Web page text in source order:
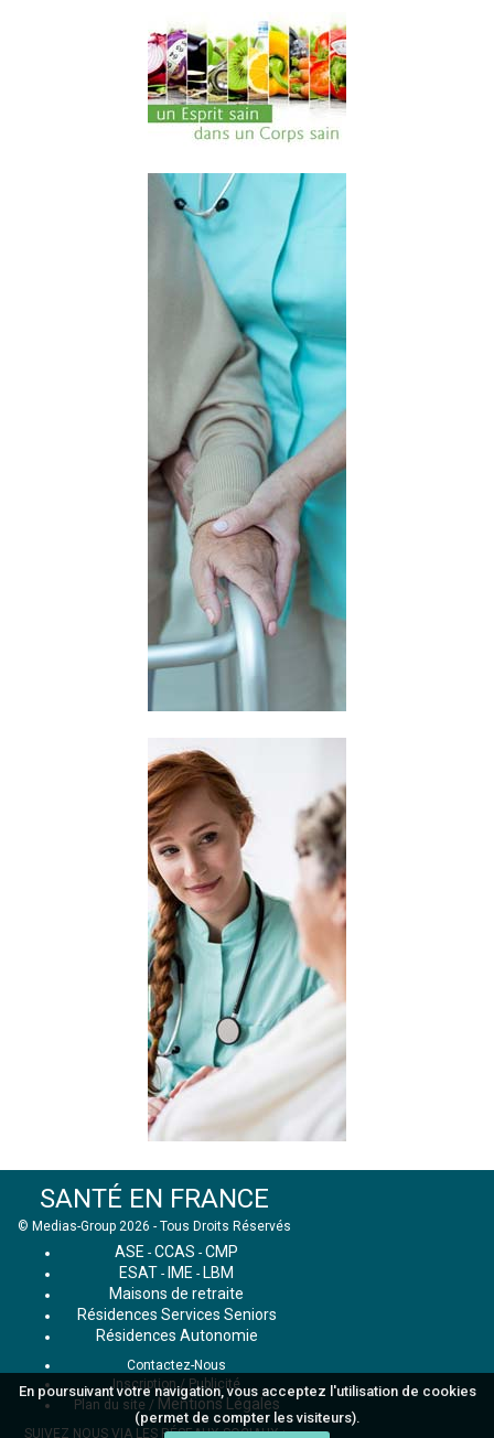
En poursuivant votre navigation, vous acceptez l'utilisation de cookies
(permet de compter les visiteurs).
SANTÉ EN FRANCE
© Medias-Group 2026 - Tous Droits Réservés
ASE - CCAS - CMP
ESAT - IME - LBM
Maisons de retraite
Résidences Services Seniors
Résidences Autonomie
Contactez-Nous
Inscription / Publicité
Plan du site / Mentions Légales
SUIVEZ NOUS VIA LES RÉSEAUX SOCIAUX :